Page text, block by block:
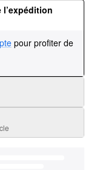
pour profiter de